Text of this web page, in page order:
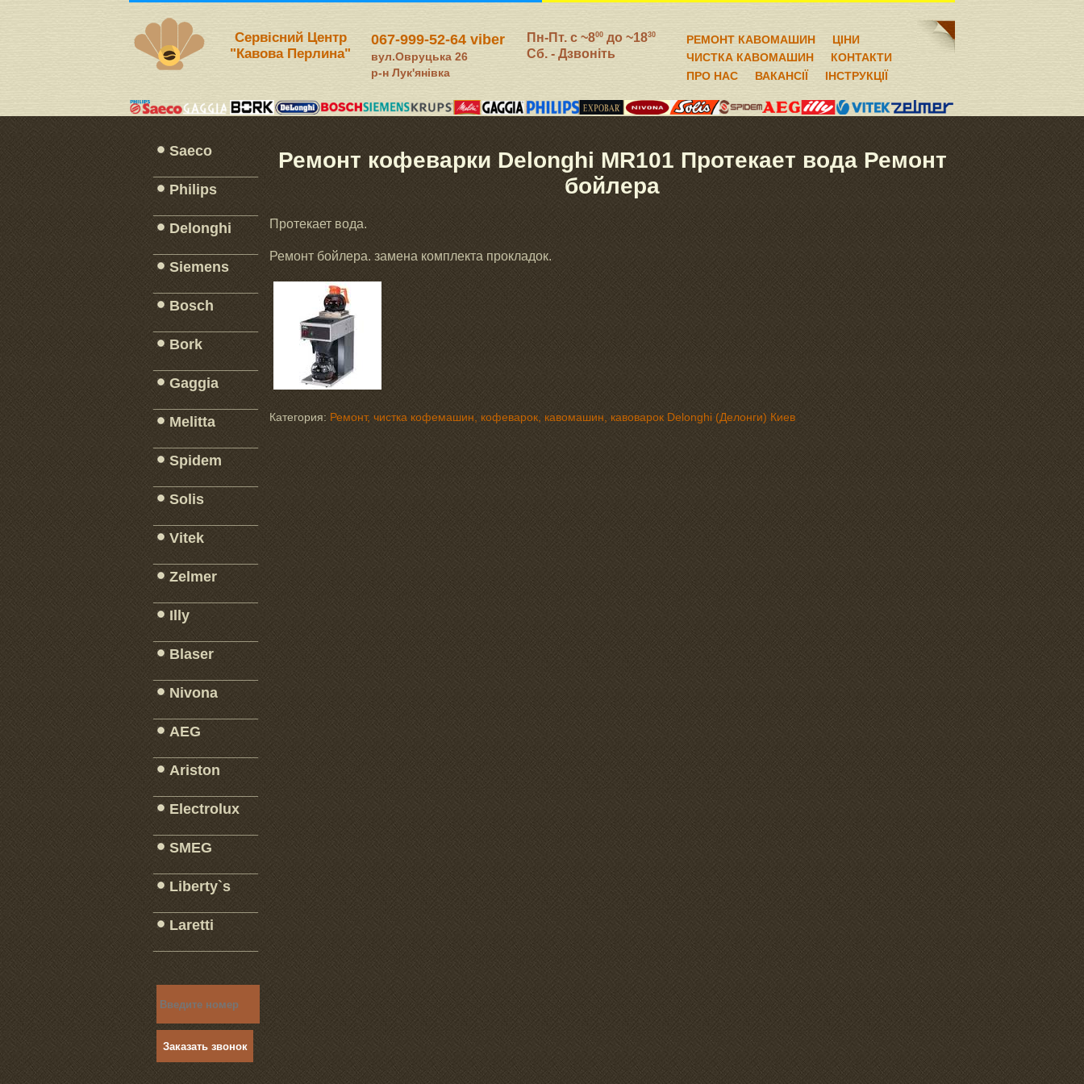
Сервісний Центр
"Кавова Перлина"
067-999-52-64 viber
вул.Овруцька 26
р-н Лук'янівка
Пн-Пт. c ~800 до ~1830
Сб. - Дзвоніть
РЕМОНТ КАВОМАШИН
ЦІНИ
ЧИСТКА КАВОМАШИН
КОНТАКТИ
ПРО НАС
ВАКАНСІЇ ІНСТРУКЦІЇ
Saeco
Philips
Delonghi
Siemens
Bosch
Bork
Gaggia
Melitta
Spidem
Solis
_____________
Vitek
Zelmer
Illy
_____________
Blaser
Nivona
_____________
AEG
_____________
Ariston
_____________
Electrolux
_____________
SMEG
Liberty`s
_____________
Laretti
_____________
Заказать звонок
Ремонт кофеварки Delonghi MR101 Протекает вода Ремонт
бойлера
Протекает вода.
Ремонт бойлера. замена комплекта прокладок.
Категория: Ремонт, чистка кофемашин, кофеварок, кавомашин, кавоварок Delonghi (Делонги) Киев